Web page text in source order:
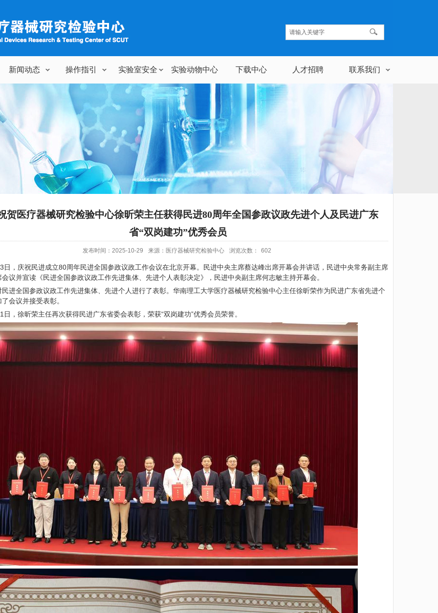
新闻动态 操作指引 实验室安全 实验动物中心 下载中心 人才招聘 联系我们
贺医疗器械研究检验中心徐昕荣主任获得民进80周年全国参政议政先进个人及民进广东
省“双岗建功”优秀会员
发布时间：2025-10-29 来源：医疗器械研究检验中心 浏览次数： 602
日，庆祝民进成立80周年民进全国参政议政工作会议在北京开幕。民进中央主席蔡达峰出席开幕会并讲话，民进中央常务副主席
议并宣读《民进全国参政议政工作先进集体、先进个人表彰决定》，民进中央副主席何志敏主持开幕会。
民进全国参政议政工作先进集体、先进个人进行了表彰。华南理工大学医疗器械研究检验中心主任徐昕荣作为民进广东省先进个
会议并接受表彰。
日，徐昕荣主任再次获得民进广东省委会表彰，荣获“双岗建功”优秀会员荣誉。